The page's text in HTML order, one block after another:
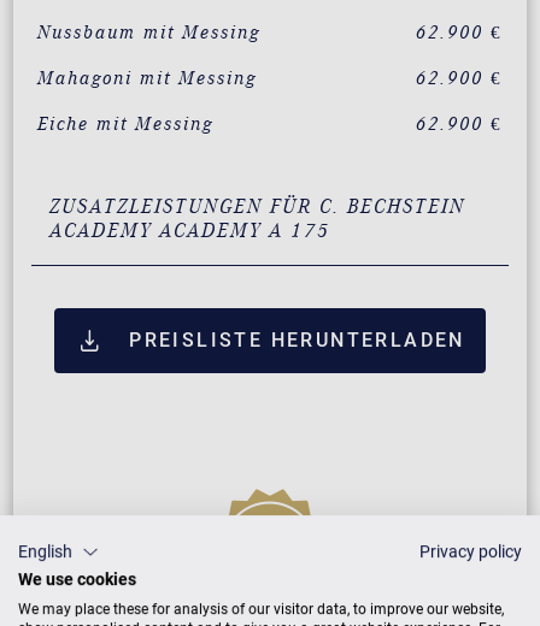
Nussbaum mit Messing 62.900 €
Mahagoni mit Messing 62.900 €
Eiche mit Messing 62.900 €
ZUSATZLEISTUNGEN FÜR C. BECHSTEIN
ACADEMY ACADEMY A 175
PREISLISTE HERUNTERLADEN
English
Privacy policy
We use cookies
We may place these for analysis of our visitor data, to improve our website,